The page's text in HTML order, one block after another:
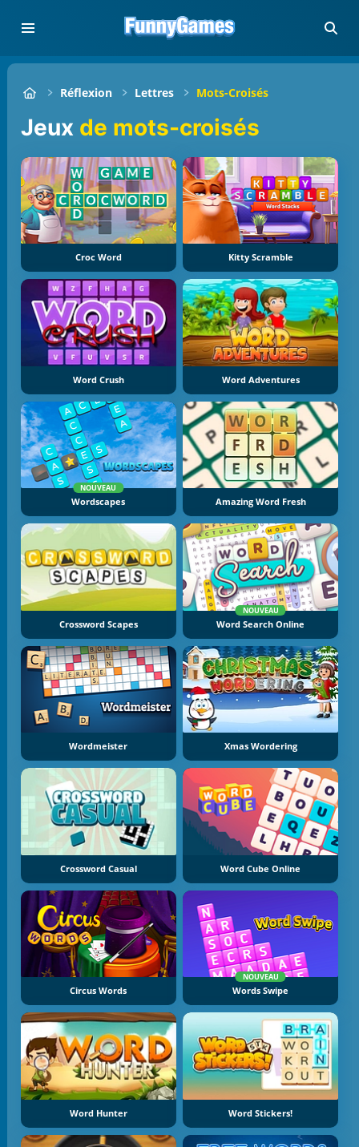
Réflexion Lettres Mots-Croisés
jeux de mots-croisés
Croc Word Kitty Scramble
Word Crush Word Adventures
NOUVEAU
Wordscapes Amazing Word Fresh
Crossword Scapes
NOUVEAU
Word Search Online
Wordmeister Xmas Wordering
Crossword Casual Word Cube Online
Circus Words
NOUVEAU
Words Swipe
Word Hunter Word Stickers!